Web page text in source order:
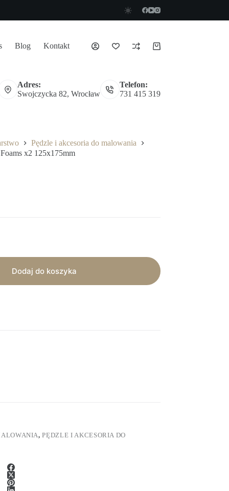
Blog Kontakt Koszyk
Adres:
Swojczycka 82, Wrocław
Telefon:
731 415 319
Pędzle i akcesoria do malowania
x2 125x175mm
Dodaj do koszyka
,PĘDZLE I AKCESORIA DO